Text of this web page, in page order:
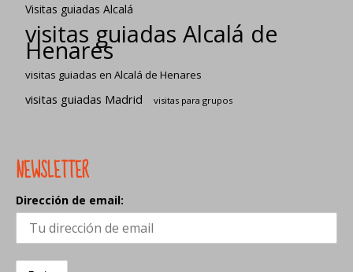
Visitas guiadas Alcalá
visitas guiadas Alcalá de
Henares
visitas guiadas en Alcalá de Henares
visitas guiadas Madrid visitas para grupos
NEWSLETTER
Dirección de email: